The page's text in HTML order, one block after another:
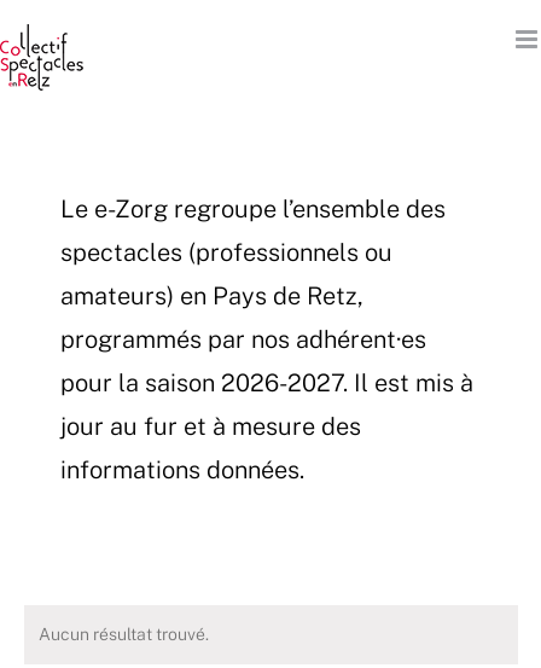
au
contenu
Le e-Zorg regroupe l’ensemble des
spectacles (professionnels ou
amateurs) en Pays de Retz,
programmés par nos adhérent·es
pour la saison 2026-2027. Il est mis à
jour au fur et à mesure des
informations données.
Aucun résultat trouvé.